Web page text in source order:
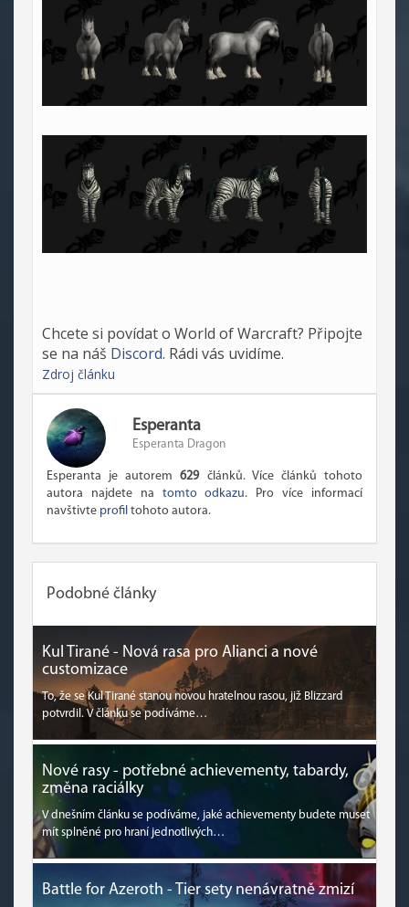
Chcete si povídat o World of Warcraft? Připojte
se na náš Discord. Rádi vás uvidíme.
Zdroj článku
Esperanta
Esperanta Dragon
Esperanta je autorem629článků. Více článků tohoto
autora najdete na tomto odkazu. Pro více informací
navštivte profil tohoto autora.
Podobné články
Kul Tirané - Nová rasa pro Alianci a nové
customizace
To, že se Kul Tirané stanou novou hratelnou rasou, již Blizzard
potvrdil. V článku se podíváme…
Nové rasy - potřebné achievementy, tabardy,
změna raciálky
V dnešním článku se podíváme, jaké achievementy budete muset
mít splněné pro hraní jednotlivých…
Battle for Azeroth - Tier sety nenávratně zmizí